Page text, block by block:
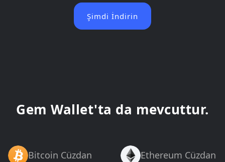
Şimdi İndirin
Gem Wallet'ta da mevcuttur.
Bitcoin Cüzdan Ethereum Cüzdan